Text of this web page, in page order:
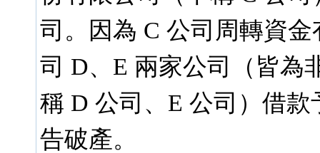
司。因為 C 公司周轉資
司 D、E 兩家公司（皆為
稱 D 公司、E 公司）借
告破產。